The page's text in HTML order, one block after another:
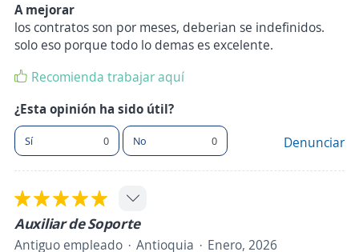
A mejorar
los contratos son por meses, deberian se indefinidos.
solo eso porque todo lo demas es excelente.
Recomienda trabajar aquí
¿Esta opinión ha sido útil?
Sí 0 No 0 Denunciar
Auxiliar de Soporte
Antiguo empleado Antioquia Enero, 2026